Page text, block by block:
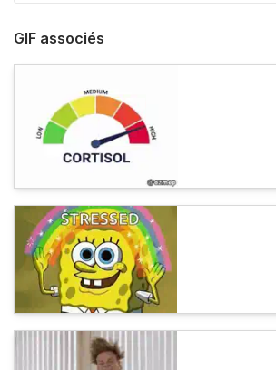
GIF associés